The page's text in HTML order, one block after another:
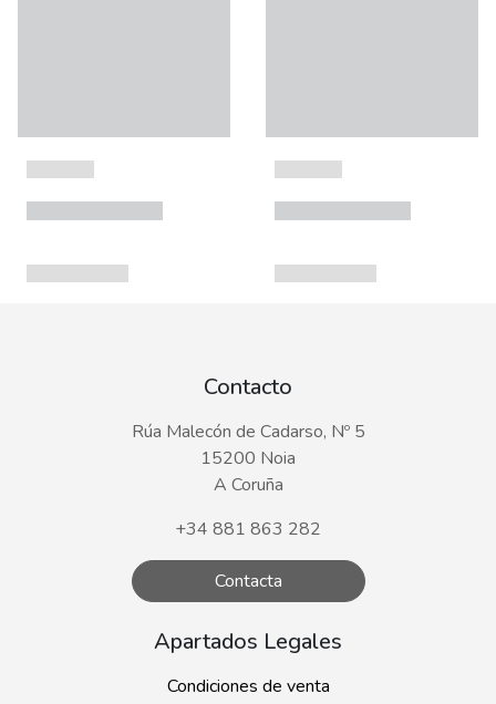
Contacto
Rúa Malecón de Cadarso, Nº 5
15200 Noia
A Coruña
+34 881 863 282
Contacta
Apartados Legales
Condiciones de venta